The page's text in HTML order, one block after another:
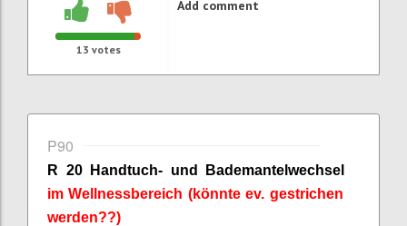
13 votes
Add comment
P90
R 20 Handtuch- und Bademantelwechsel
im Wellnessbereich (könnte ev. gestrichen
werden??)